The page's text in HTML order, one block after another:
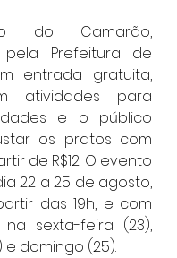
do Camarão,
pela Prefeitura de
entrada gratuita,
atividades para
e o público
os pratos com
de R$12. O evento
22 a 25 de agosto,
das 19h, e com
na sexta-feira (23),
e domingo (25).